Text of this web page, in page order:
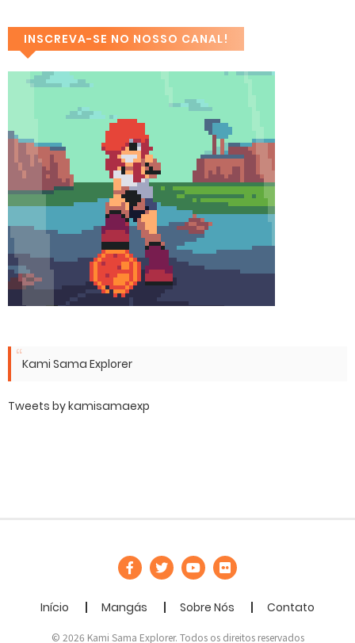
INSCREVA-SE NO NOSSO CANAL!
Kami Sama Explorer
Tweets by kamisamaexp
Início Mangás Sobre Nós Contato
© 2026 Kami Sama Explorer. Todos os direitos reservados